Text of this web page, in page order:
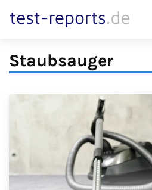
Staubsauger